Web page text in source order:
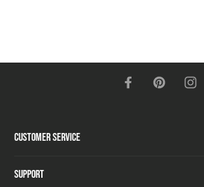
Customer Service
Support